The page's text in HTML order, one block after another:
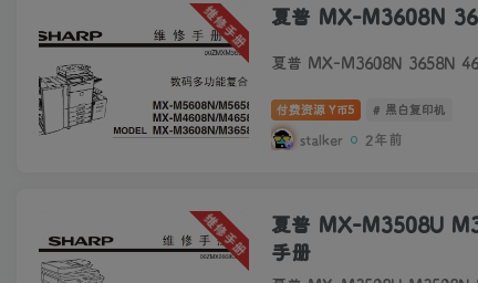
维修手册 夏普 MX-M3608N
夏普 MX-M3608N 3658N
付费资源 Y币5 # 黑白复印机
stalker 2年前
维修手册
夏普 MX-M3508U
手册